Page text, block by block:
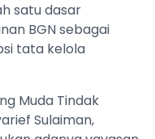
satu dasar
BGN sebagai
tata kelola
Muda Tindak
Sulaiman,